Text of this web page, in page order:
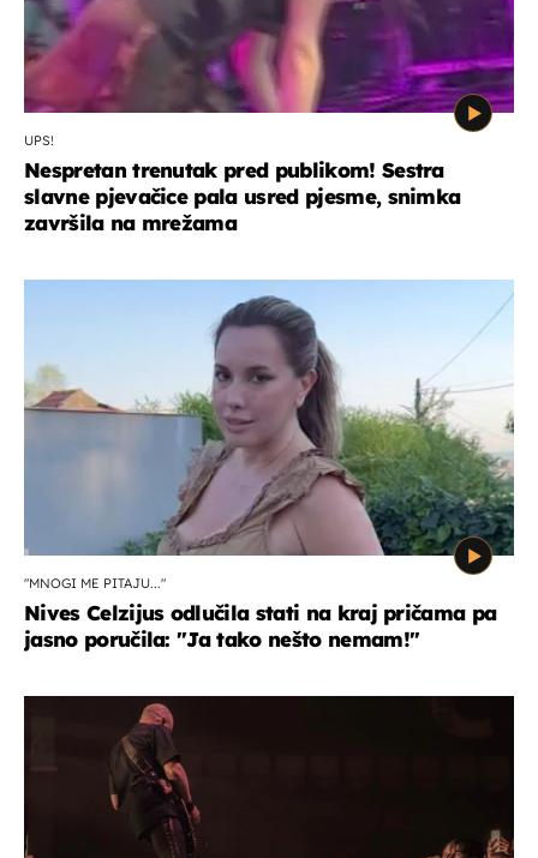
UPS!
Nespretan trenutak pred publikom! Sestra
slavne pjevačice pala usred pjesme, snimka
završila na mrežama
"MNOGI ME PITAJU..."
Nives Celzijus odlučila stati na kraj pričama pa
jasno poručila: "Ja tako nešto nemam!"